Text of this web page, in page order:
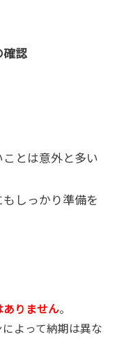
確認
とは意外と多い
しっかり準備を
りません。
よって納期は異な